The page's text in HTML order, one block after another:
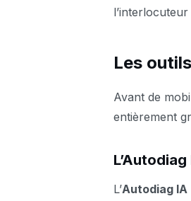
Les
Avant de
entièrement
L’Autodiag IA